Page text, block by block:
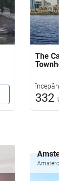
The
începând
332